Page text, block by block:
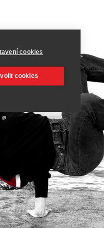
cookies
cookies